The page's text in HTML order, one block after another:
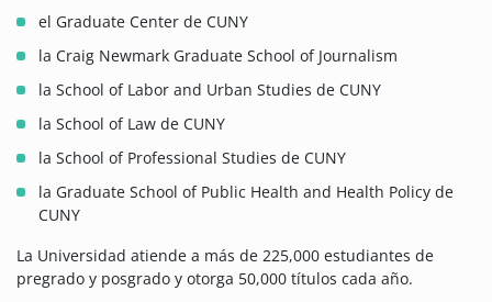
el Graduate Center de CUNY
la Craig Newmark Graduate School of Journalism
la School of Labor and Urban Studies de CUNY
la School of Law de CUNY
la School of Professional Studies de CUNY
la Graduate School of Public Health and Health Policy de
CUNY
La Universidad atiende a más de 225,000 estudiantes de
pregrado y posgrado y otorga 50,000 títulos cada año.